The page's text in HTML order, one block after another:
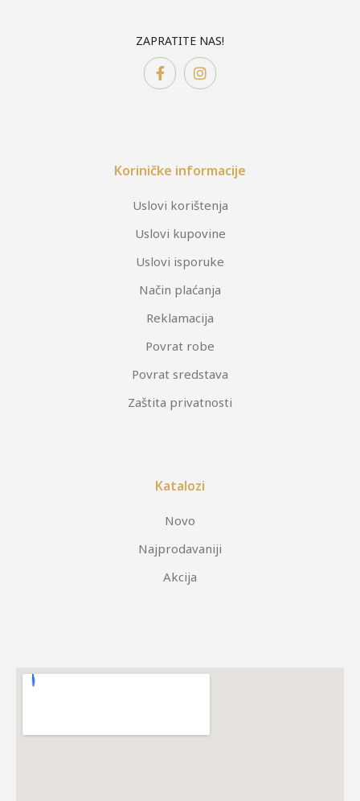
ZAPRATITE NAS!
Koriničke informacije
Uslovi korištenja
Uslovi kupovine
Uslovi isporuke
Način plaćanja
Reklamacija
Povrat robe
Povrat sredstava
Zaštita privatnosti
Katalozi
Novo
Najprodavaniji
Akcija